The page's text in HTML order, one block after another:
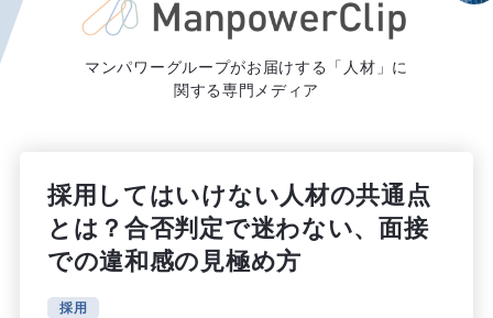
マンパワーグループがお届けする「人材」に
関する専門メディア
採用してはいけない人材の共通点
とは？合否判定で迷わない、面接
での違和感の見極め方
採用